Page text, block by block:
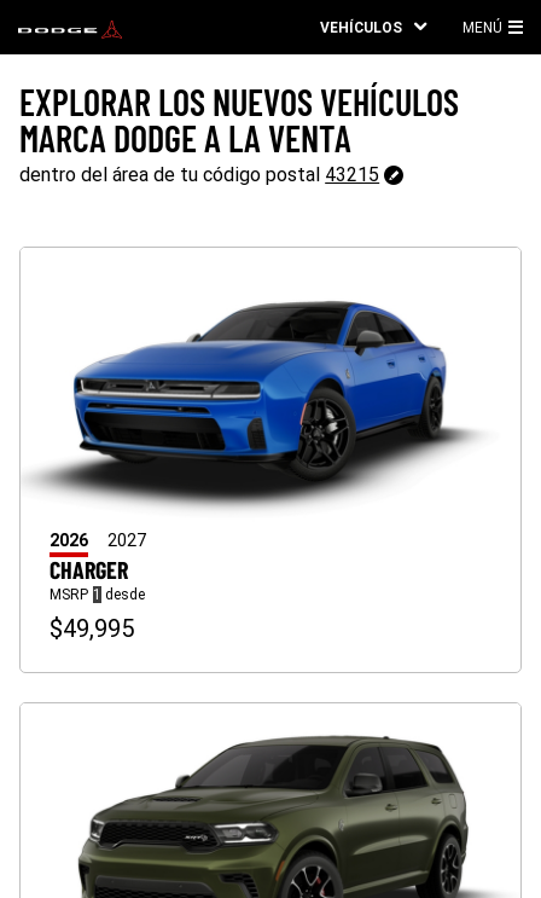
VEHÍCULOS MENÚ
EXPLORAR LOS NUEVOS VEHÍCULOS
MARCA DODGE A LA VENTA
43215
dentro del área de tu código postal 43215
2026 2027
CHARGER
MSRP (
Divulgación
1 desde
$49,995